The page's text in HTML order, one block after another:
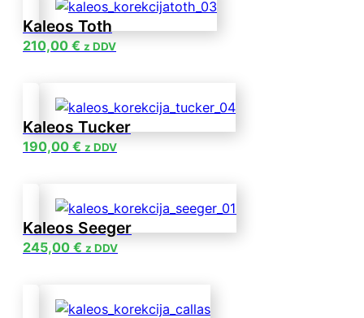
Kaleos Toth
210,00 € z DDV
Kaleos Tucker
190,00 € z DDV
Kaleos Seeger
245,00 € z DDV